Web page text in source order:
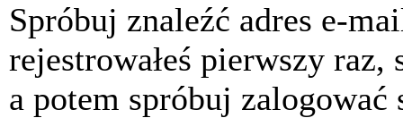
Spróbuj znaleźć adres e-
rejestrowałeś pierwszy
a potem spróbuj